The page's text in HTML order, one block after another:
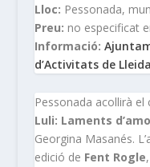
Lloc: Pessonada,
Preu: no especificat
Informació:
d’Activitats de Lleida
Pessonada acollirà
Luli: Laments
Georgina Masanés.
edició de Fent Rogle